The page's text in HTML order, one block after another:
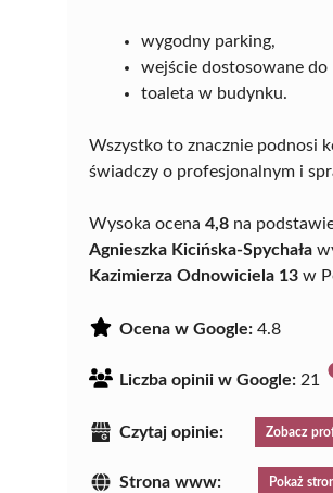
wygodny parking,
wejście dostosowane do
toaleta w budynku.
Wszystko to znacznie podnosi
świadczy o profesjonalnym i
Wysoka ocena 4,8 na
Agnieszka Kicińska-Spychała
Kazimierza Odnowiciela 13 w
Ocena w Google: 4.8
Liczba opinii w Google: 21
Czytaj opinie: Zobacz
Strona www: Pokaż